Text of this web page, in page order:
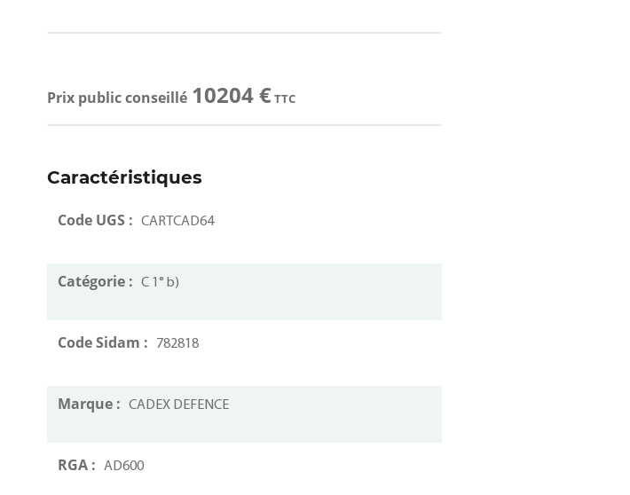
Prix public conseillé 10204 €TTC
Caractéristiques
Code UGS : CARTCAD64
Catégorie : C 1° b)
Code Sidam : 782818
Marque : CADEX DEFENCE
RGA : AD600